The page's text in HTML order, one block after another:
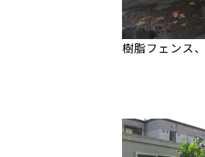
樹脂フェンス